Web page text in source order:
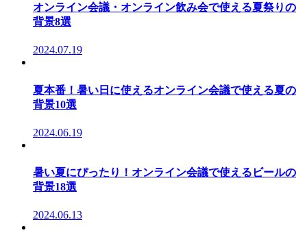
オンライン会議・オンライン飲み会で使える夏祭りの
背景8選
2024.07.19
夏本番！暑い日に使えるオンライン会議で使える夏の
背景10選
2024.06.19
暑い夏にぴったり！オンライン会議で使えるビールの
背景18選
2024.06.13